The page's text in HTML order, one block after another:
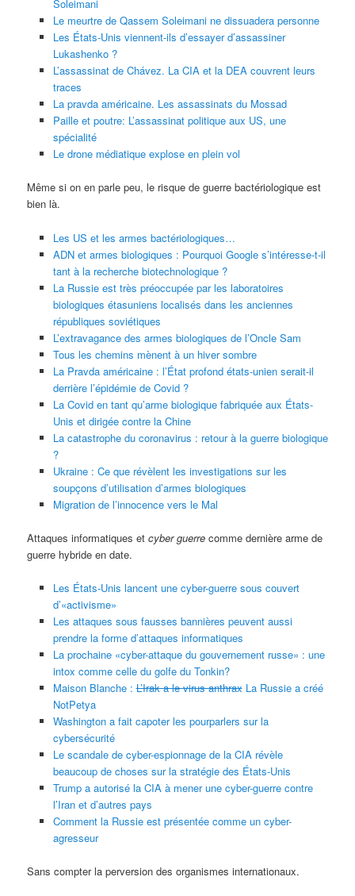
Soleimani
Le meurtre de Qassem Soleimani ne dissuadera personne
Les États-Unis viennent-ils d’essayer d’assassiner
Lukashenko ?
L’assassinat de Chávez. La CIA et la DEA couvrent leurs
traces
La pravda américaine. Les assassinats du Mossad
Paille et poutre: L’assassinat politique aux US, une
spécialité
Le drone médiatique explose en plein vol
Même si on en parle peu, le risque de guerre bactériologique est
bien là.
Les US et les armes bactériologiques…
ADN et armes biologiques : Pourquoi Google s’intéresse-t-il
tant à la recherche biotechnologique ?
La Russie est très préoccupée par les laboratoires
biologiques étasuniens localisés dans les anciennes
républiques soviétiques
L’extravagance des armes biologiques de l’Oncle Sam
Tous les chemins mènent à un hiver sombre
La Pravda américaine : l’État profond états-unien serait-il
derrière l’épidémie de Covid ?
La Covid en tant qu’arme biologique fabriquée aux États-
Unis et dirigée contre la Chine
La catastrophe du coronavirus : retour à la guerre biologique
?
Ukraine : Ce que révèlent les investigations sur les
soupçons d’utilisation d’armes biologiques
Migration de l’innocence vers le Mal
Attaques informatiques etcyber guerre comme dernière arme de
guerre hybride en date.
Les États-Unis lancent une cyber-guerre sous couvert
d’«activisme»
Les attaques sous fausses bannières peuvent aussi
prendre la forme d’attaques informatiques
La prochaine «cyber-attaque du gouvernement russe» : une
intox comme celle du golfe du Tonkin?
Maison Blanche :L’Irak a le virus anthraxLa Russie a créé
NotPetya
Washington a fait capoter les pourparlers sur la
cybersécurité
Le scandale de cyber-espionnage de la CIA révèle
beaucoup de choses sur la stratégie des États-Unis
Trump a autorisé la CIA à mener une cyber-guerre contre
l’Iran et d’autres pays
Comment la Russie est présentée comme un cyber-
agresseur
Sans compter la perversion des organismes internationaux.